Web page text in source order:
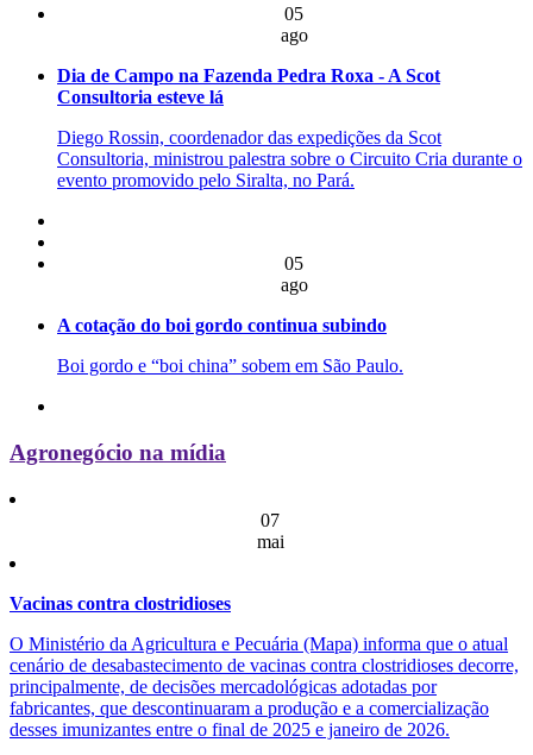
05
ago
Dia de Campo na Fazenda Pedra Roxa - A Scot
Consultoria esteve lá
Diego Rossin, coordenador das expedições da Scot
Consultoria, ministrou palestra sobre o Circuito Cria durante o
evento promovido pelo Siralta, no Pará.
05
ago
A cotação do boi gordo continua subindo
Boi gordo e “boi china” sobem em São Paulo.
Agronegócio na mídia
07
mai
Vacinas contra clostridioses
O Ministério da Agricultura e Pecuária (Mapa) informa que o atual
cenário de desabastecimento de vacinas contra clostridioses decorre,
principalmente, de decisões mercadológicas adotadas por
fabricantes, que descontinuaram a produção e a comercialização
desses imunizantes entre o final de 2025 e janeiro de 2026.